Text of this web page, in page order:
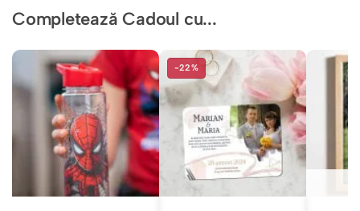
Completează Cadoul cu...
-22%